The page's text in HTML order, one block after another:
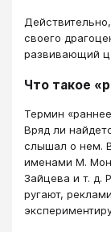
своего
развивающий
Что такое
Термин
Вряд ли
слышал о нем.
именами М.
Зайцева и т. д.
ругают,